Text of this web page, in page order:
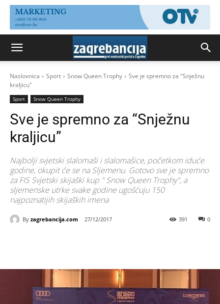
Naslovnica Sport Snow Queen Trophy
Sve je spremno za "Snježnu
kraljicu"
Sport Snow Queen Trophy
Sve je spremno za “Snježnu
kraljicu”
Najbolji svjetski slalomaši i slalomašice, početkom iduće
godine, okupit će se na Sljemenu. Gotovo sve je spremno
za FIS Svjetski skijaški kup " Snow Queen Trophy", a
sljemenske utrke svake godine ugošćuju 150
najpoznatijih skijaških imena
By zagrebancija.com 27/12/2017 0
391